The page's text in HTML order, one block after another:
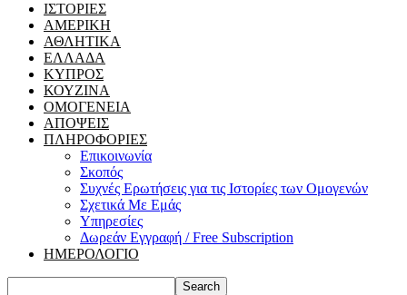
ΙΣΤΟΡΙΕΣ
ΑΜΕΡΙΚΗ
ΑΘΛΗΤΙΚΑ
ΕΛΛΑΔΑ
ΚΥΠΡΟΣ
ΚΟΥΖΙΝΑ
ΟΜΟΓΕΝΕΙΑ
ΑΠΟΨΕΙΣ
ΠΛΗΡΟΦΟΡΙΕΣ
Επικοινωνία
Σκοπός
Συχνές Ερωτήσεις για τις Ιστορίες των Ομογενών
Σχετικά Με Εμάς
Υπηρεσίες
Δωρεάν Εγγραφή / Free Subscription
ΗΜΕΡΟΛΟΓΙΟ